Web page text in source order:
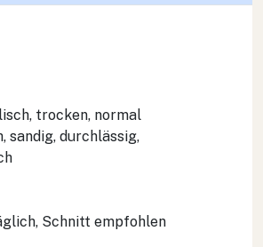
trocken, normal
sandig, durchlässig,
Schnitt empfohlen